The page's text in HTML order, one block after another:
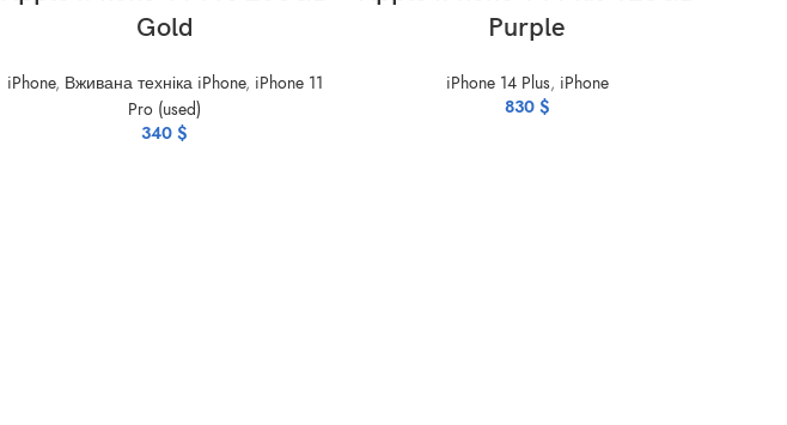
Gold
iPhone, Вживана техніка iPhone, iPhone 11
Pro (used)
340 $
Purple
iPhone 14 Plus, iPhone
830 $